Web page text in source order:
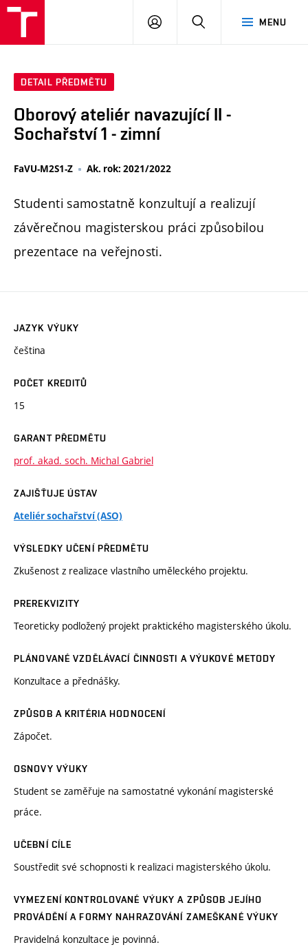
MENU
PŘIHLÁSIT
DETAIL PŘEDMĚTU
Oborový ateliér navazující II -
Sochařství 1 - zimní
FaVU-M2S1-Z Ak. rok: 2021/2022
Studenti samostatně konzultují a realizují
závěrečnou magisterskou práci způsobilou
prezentace na veřejnosti.
JAZYK VÝUKY
čeština
POČET KREDITŮ
15
GARANT PŘEDMĚTU
prof. akad. soch. Michal Gabriel
ZAJIŠŤUJE ÚSTAV
Ateliér sochařství (ASO)
VÝSLEDKY UČENÍ PŘEDMĚTU
Zkušenost z realizace vlastního uměleckého projektu.
PREREKVIZITY
Teoreticky podložený projekt praktického magisterského úkolu.
PLÁNOVANÉ VZDĚLÁVACÍ ČINNOSTI A VÝUKOVÉ METODY
Konzultace a přednášky.
ZPŮSOB A KRITÉRIA HODNOCENÍ
Zápočet.
OSNOVY VÝUKY
Student se zaměřuje na samostatné vykonání magisterské
práce.
UČEBNÍ CÍLE
Soustředit své schopnosti k realizaci magisterského úkolu.
VYMEZENÍ KONTROLOVANÉ VÝUKY A ZPŮSOB JEJÍHO
PROVÁDĚNÍ A FORMY NAHRAZOVÁNÍ ZAMEŠKANÉ VÝUKY
Pravidelná konzultace je povinná.